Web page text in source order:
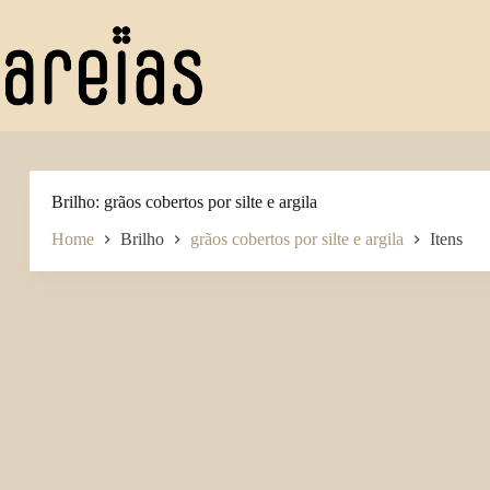
conteúdo
Brilho grãos cobertos por silte e argila
Home Brilho grãos cobertos por silte e argila Itens